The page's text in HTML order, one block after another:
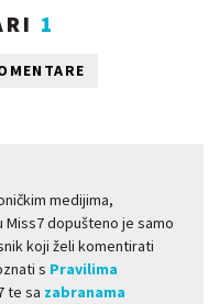
1
medijima,
dopušteno je samo
koji želi komentirati
s Pravilima
te sa zabranama